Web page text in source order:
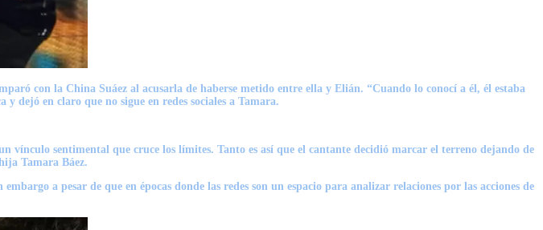
con la China Suáez al acusarla de haberse metido entre ella y Elián. “Cuando lo conocí a él, él estaba
dejó en claro que no sigue en redes sociales a Tamara.
vínculo sentimental que cruce los límites. Tanto es así que el cantante decidió marcar el terreno dejando de
Tamara Báez.
a pesar de que en épocas donde las redes son un espacio para analizar relaciones por las acciones de